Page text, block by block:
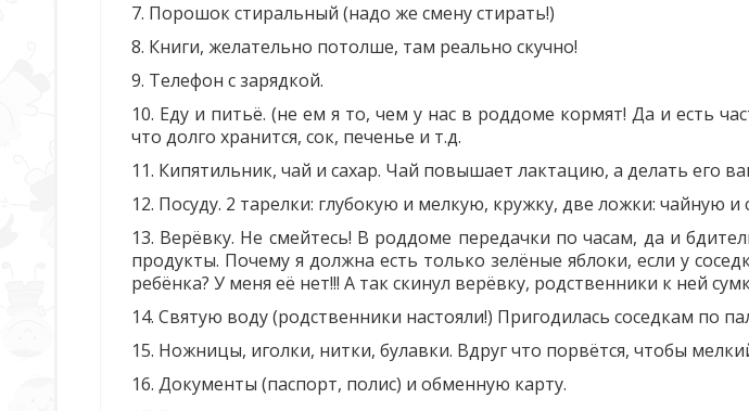
7. Порошок стиральный (надо же смену стирать!)
8. Книги, желательно потолше, там реально скучно!
9. Телефон с зарядкой.
10. Еду и питьё. (не ем я то, чем у нас в роддоме кормят! Да и есть
что долго хранится, сок, печенье и т.д.
11. Кипятильник, чай и сахар. Чай повышает лактацию, а делать его
12. Посуду. 2 тарелки: глубокую и мелкую, кружку, две ложки: чайную
13. Верёвку. Не смейтесь! В роддоме передачки по часам, да и
продукты. Почему я должна есть только зелёные яблоки, если у
ребёнка? У меня её нет!!! А так скинул верёвку, родственники к ней
14. Святую воду (родственники настояли!) Пригодилась соседкам по
15. Ножницы, иголки, нитки, булавки. Вдруг что порвётся, чтобы
16. Документы (паспорт, полис) и обменную карту.